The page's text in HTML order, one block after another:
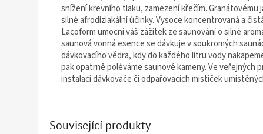
snížení krevního tlaku, zamezení křečím. Granátovému
silné afrodiziakální účinky. Vysoce koncentrovaná a
Lacoform umocní váš zážitek ze saunování o silné
saunová vonná esence se dávkuje v soukromých
dávkovacího vědra, kdy do každého litru vody
pak opatrně poléváme saunové kameny. Ve veřejných
instalaci dávkovače či odpařovacích mističek
Související produkty